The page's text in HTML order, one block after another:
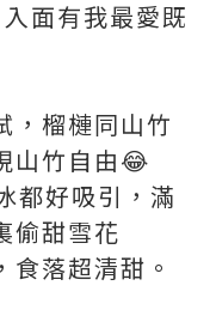
面有我最愛既
，榴槤同山竹
山竹自由😂
都好吸引，滿
偷甜雪花
落超清甜。